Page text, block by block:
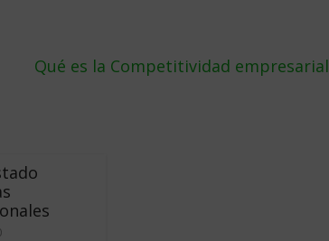
Qué es la Competitividad empresarial